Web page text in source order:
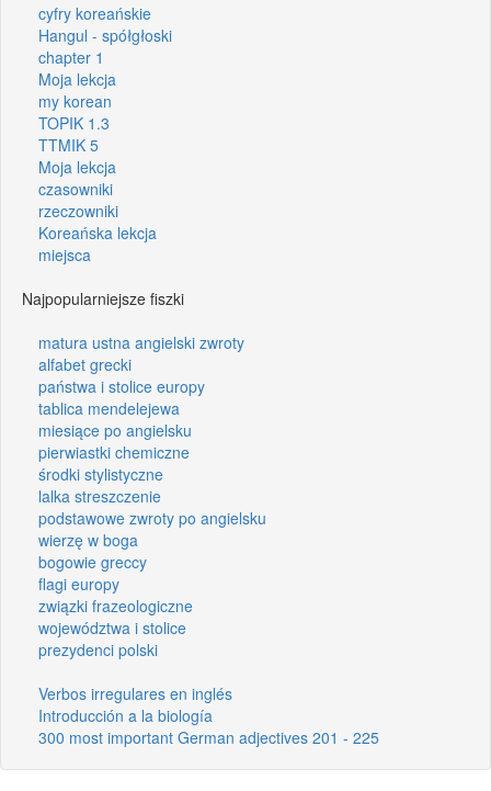
cyfry koreańskie
Hangul - spółgłoski
chapter 1
Moja lekcja
my korean
TOPIK 1.3
TTMIK 5
Moja lekcja
czasowniki
rzeczowniki
Koreańska lekcja
miejsca
Najpopularniejsze fiszki
matura ustna angielski zwroty
alfabet grecki
państwa i stolice europy
tablica mendelejewa
miesiące po angielsku
pierwiastki chemiczne
środki stylistyczne
lalka streszczenie
podstawowe zwroty po angielsku
wierzę w boga
bogowie greccy
flagi europy
związki frazeologiczne
województwa i stolice
prezydenci polski
Verbos irregulares en inglés
Introducción a la biología
300 most important German adjectives 201 - 225